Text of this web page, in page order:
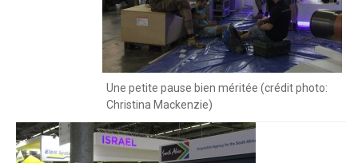
Une petite pause bien méritée (crédit photo:
Christina Mackenzie)